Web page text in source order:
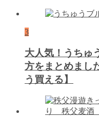
3
大人気！うちゅ
方をまとめまし
う買える】